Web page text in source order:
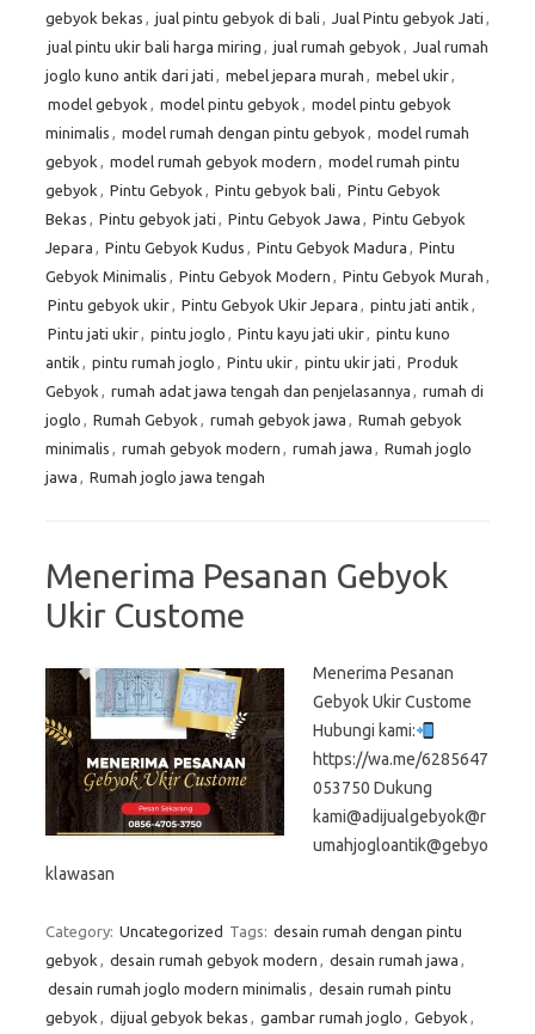
gebyok bekas , jual pintu gebyok di bali , Jual Pintu gebyok Jati ,
jual pintu ukir bali harga miring , jual rumah gebyok , Jual rumah
joglo kuno antik dari jati , mebel jepara murah , mebel ukir,
model gebyok , model pintu gebyok , model pintu gebyok
minimalis , model rumah dengan pintu gebyok , model rumah
gebyok , model rumah gebyok modern , model rumah pintu
gebyok , Pintu Gebyok , Pintu gebyok bali , Pintu Gebyok
Bekas , Pintu gebyok jati , Pintu Gebyok Jawa , Pintu Gebyok
Jepara , Pintu Gebyok Kudus , Pintu Gebyok Madura , Pintu
Gebyok Minimalis , Pintu Gebyok Modern , Pintu Gebyok Murah ,
Pintu gebyok ukir, Pintu Gebyok Ukir Jepara , pintu jati antik ,
Pintu jati ukir, pintu joglo , Pintu kayu jati ukir, pintu kuno
antik , pintu rumah joglo , Pintu ukir, pintu ukir jati , Produk
Gebyok , rumah adat jawa tengah dan penjelasannya , rumah di
joglo , Rumah Gebyok , rumah gebyok jawa , Rumah gebyok
minimalis , rumah gebyok modern , rumah jawa , Rumah joglo
jawa , Rumah joglo jawa tengah
Menerima Pesanan Gebyok
Ukir Custome
Menerima Pesanan
Gebyok Ukir Custome
Hubungi kami:
https://wa.me/6285647
053750 Dukung
kami@adijualgebyok@r
umahjogloantik@gebyo
klawasan
Category: Uncategorized Tags: desain rumah dengan pintu
gebyok , desain rumah gebyok modern , desain rumah jawa ,
desain rumah joglo modern minimalis , desain rumah pintu
gebyok , dijual gebyok bekas , gambar rumah joglo , Gebyok ,